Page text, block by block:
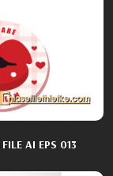
AI EPS 013